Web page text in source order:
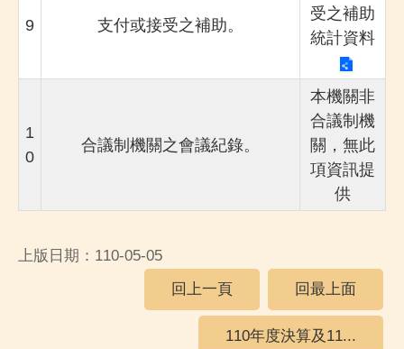
9 支付或接受之補助。
受之補助
統計資料
1
0
合議制機關之會議紀錄。
本機關非
合議制機
關，無此
項資訊提
供
上版日期：110-05-05
回上一頁
回最上面
110年度決算及11...